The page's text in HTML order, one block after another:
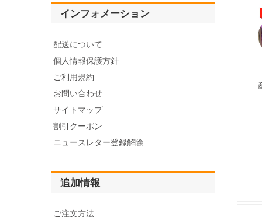
インフォメーション
配送について
個人情報保護方針
ご利用規約
お問い合わせ
サイトマップ
割引クーポン
ニュースレター登録解除
追加情報